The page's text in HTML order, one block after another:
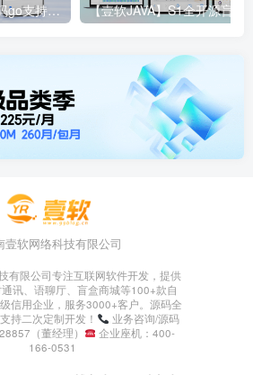
壹软视频会议系统源码go支持高并发私有部署、屏幕共享、多人音视频仿zoom腾讯云Go+MySQL+Redis 高并发
壹软网络科技有限公司
有限公司专注互联网软件开发，提供
讯、语聊厅、盲盒商城等100+款自
信用企业，服务3000+客户。源码全
持二次定制开发！
业务咨询/源码
（董经理）
企业座机：400-
166-0531